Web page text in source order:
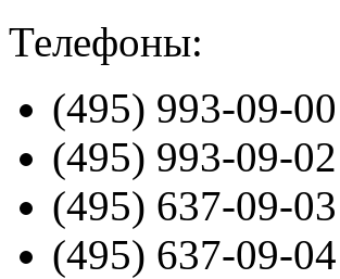
Телефоны:
(495) 993-09-00
(495) 993-09-02
(495) 637-09-03
(495) 637-09-04